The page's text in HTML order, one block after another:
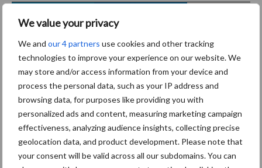
We value your privacy
We and our 4 partners use cookies and other tracking
technologies to improve your experience on our website. We
may store and/or access information from your device and
process the personal data, such as your IP address and
browsing data, for purposes like providing you with
personalized ads and content, measuring marketing campaign
effectiveness, analyzing audience insights, collecting precise
geolocation data, and product development. Please note that
your consent will be valid across all our subdomains. You can
werkwijz
e
gewasb
escher
ming
aan na
uitspraak Europees Hof